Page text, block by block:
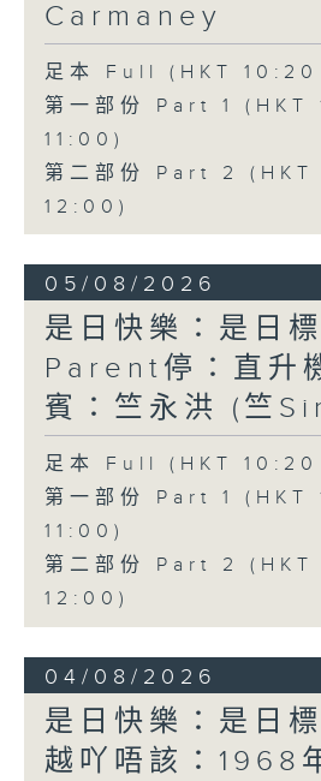
Carmaney
足本 Full (HKT
第一部份 Part 1
11:00)
第二部份 Part 2 (HKT
12:00)
05/08/2026
是日快樂：是日
Parent停：直升
賓：竺永洪 (竺
足本 Full (HKT
第一部份 Part 1
11:00)
第二部份 Part 2 (HKT
12:00)
04/08/2026
是日快樂：是日
越吖唔該：1968